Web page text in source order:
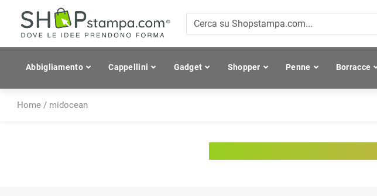
Abbigliamento Cappellini Gadget Shopper Penne Borracce
Home / midocean